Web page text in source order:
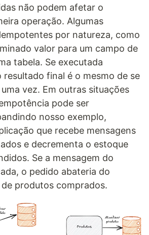
não podem afetar o
operação. Algumas
por natureza, como
valor para um campo de
tabela. Se executada
resultado final é o mesmo de se
vez. Em outras situações
pode ser
nosso exemplo,
que recebe mensagens
e decrementa o estoque
Se a mensagem do
o pedido abateria do
produtos comprados.